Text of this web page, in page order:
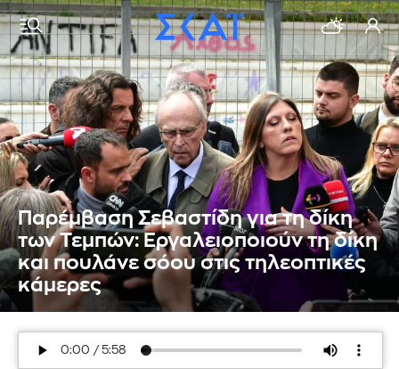
Παρέμβαση Σεβαστίδη για τη δίκη
των Τεμπών: Εργαλειοποιούν τη δίκη
και πουλάνε σόου στις τηλεοπτικές
κάμερες